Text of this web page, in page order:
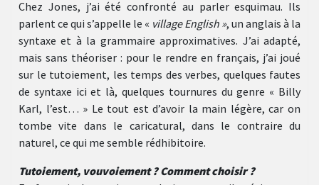
Chez Jones, j’ai été confronté au parler esquimau. Ils
parlent ce qui s’appelle le « village English », un anglais à la
syntaxe et à la grammaire approximatives. J’ai adapté,
mais sans théoriser : pour le rendre en français, j’ai joué
sur le tutoiement, les temps des verbes, quelques fautes
de syntaxe ici et là, quelques tournures du genre « Billy
Karl, l’est… » Le tout est d’avoir la main légère, car on
tombe vite dans le caricatural, dans le contraire du
naturel, ce qui me semble rédhibitoire.
Tutoiement, vouvoiement ? Comment choisir ?